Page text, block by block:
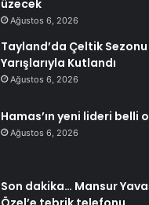
üzecek
Ağustos 6, 2026
Tayland’da Çeltik
Yarışlarıyla Kutlandı
Ağustos 6, 2026
Hamas’ın yeni lideri belli
Ağustos 6, 2026
Son dakika… Mansur